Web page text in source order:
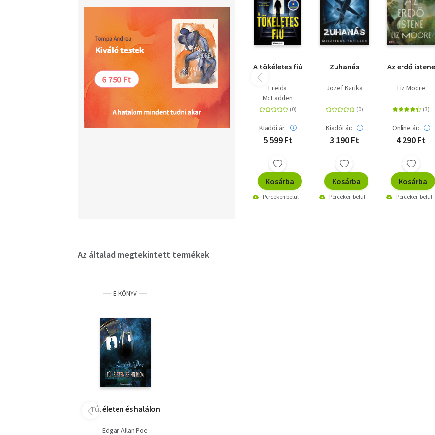
A tökéletes fiú
Freida
McFadden
Kiadói ár:
5 599 Ft
Kosárba
Perceken belül
Zuhanás
Jozef Karika
Kiadói ár:
3 190 Ft
Kosárba
Perceken belül
Az erdő istene
Liz Moore
Online ár:
4 290 Ft
Kosárba
Perceken belül
Az általad megtekintett termékek
E-KÖNYV
Túl életen és halálon
Edgar Allan Poe